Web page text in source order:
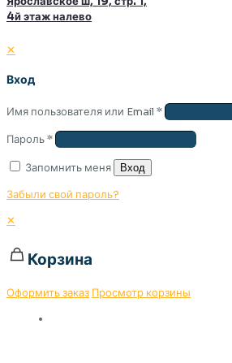
4й этаж налево
✕
Вход
Имя пользователя или Email *
Пароль*
Запомнить меня Вход
Забыли свой пароль?
✕
Корзина
Оформить заказ Просмотр корзины